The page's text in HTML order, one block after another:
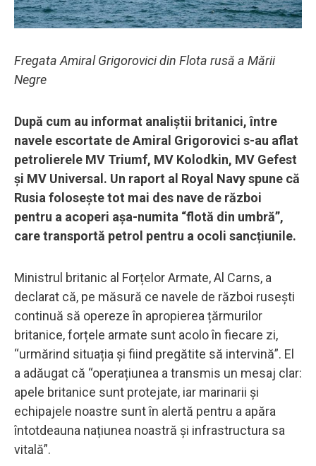
Fregata Amiral Grigorovici din Flota rusă a Mării
Negre
După cum au informat analiștii britanici, între
navele escortate de Amiral Grigorovici s-au aflat
petrolierele MV Triumf, MV Kolodkin, MV Gefest
și MV Universal. Un raport al Royal Navy spune că
Rusia folosește tot mai des nave de război
pentru a acoperi așa-numita “flotă din umbră”,
care transportă petrol pentru a ocoli sancțiunile.
Ministrul britanic al Forțelor Armate, Al Carns, a
declarat că, pe măsură ce navele de război rusești
continuă să opereze în apropierea țărmurilor
britanice, forțele armate sunt acolo în fiecare zi,
“urmărind situația și fiind pregătite să intervină”. El
a adăugat că “operațiunea a transmis un mesaj clar:
apele britanice sunt protejate, iar marinarii și
echipajele noastre sunt în alertă pentru a apăra
întotdeauna națiunea noastră și infrastructura sa
vitală”.